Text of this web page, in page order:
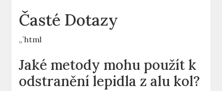
Časté Dotazy
„`html
Jaké metody ​mohu použít k
odstranění lepidla ⁤z alu kol?